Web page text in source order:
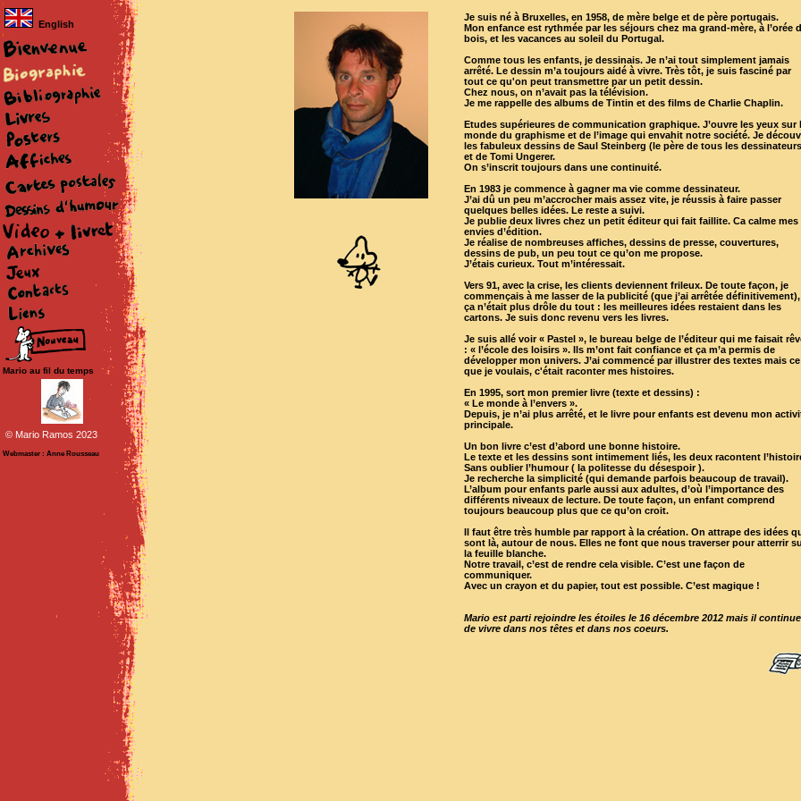
English
Mario au fil du temps
© Mario Ramos 2023
Webmaster : Anne Rousseau
Je suis né à Bruxelles, en 1958, de mère belge et de père portugais.
Mon enfance est rythmée par les séjours chez ma grand-mère, à l’orée
bois, et les vacances au soleil du Portugal.
Comme tous les enfants, je dessinais. Je n’ai tout simplement jamais
arrêté. Le dessin m’a toujours aidé à vivre. Très tôt, je suis fasciné par
tout ce qu'on peut transmettre par un petit dessin.
Chez nous, on n’avait pas la télévision.
Je me rappelle des albums de Tintin et des films de Charlie Chaplin.
Etudes supérieures de communication graphique. J’ouvre les yeux sur
monde du graphisme et de l’image qui envahit notre société. Je
les fabuleux dessins de Saul Steinberg (le père de tous les
et de Tomi Ungerer.
On s’inscrit toujours dans une continuité.
En 1983 je commence à gagner ma vie comme dessinateur.
J’ai dû un peu m’accrocher mais assez vite, je réussis à faire passer
quelques belles idées. Le reste a suivi.
Je publie deux livres chez un petit éditeur qui fait faillite. Ca calme mes
envies d’édition.
Je réalise de nombreuses affiches, dessins de presse, couvertures,
dessins de pub, un peu tout ce qu’on me propose.
J’étais curieux. Tout m’intéressait.
Vers 91, avec la crise, les clients deviennent frileux. De toute façon, je
commençais à me lasser de la publicité (que j’ai arrêtée définitivement),
ça n’était plus drôle du tout : les meilleures idées restaient dans les
cartons. Je suis donc revenu vers les livres.
Je suis allé voir « Pastel », le bureau belge de l’éditeur qui me faisait
: « l’école des loisirs ». Ils m’ont fait confiance et ça m’a permis de
développer mon univers. J’ai commencé par illustrer des textes mais ce
que je voulais, c'était raconter mes histoires.
En 1995, sort mon premier livre (texte et dessins) :
« Le monde à l’envers ».
Depuis, je n’ai plus arrêté, et le livre pour enfants est devenu mon
principale.
Un bon livre c’est d’abord une bonne histoire.
Le texte et les dessins sont intimement liés, les deux racontent
Sans oublier l’humour ( la politesse du désespoir ).
Je recherche la simplicité (qui demande parfois beaucoup de travail).
L’album pour enfants parle aussi aux adultes, d’où l’importance des
différents niveaux de lecture. De toute façon, un enfant comprend
toujours beaucoup plus que ce qu’on croit.
Il faut être très humble par rapport à la création. On attrape des idées
sont là, autour de nous. Elles ne font que nous traverser pour atterrir
la feuille blanche.
Notre travail, c’est de rendre cela visible. C’est une façon de
communiquer.
Avec un crayon et du papier, tout est possible. C’est magique !
Mario est parti rejoindre les étoiles le 16 décembre 2012 mais il continue
de vivre dans nos têtes et dans nos coeurs.